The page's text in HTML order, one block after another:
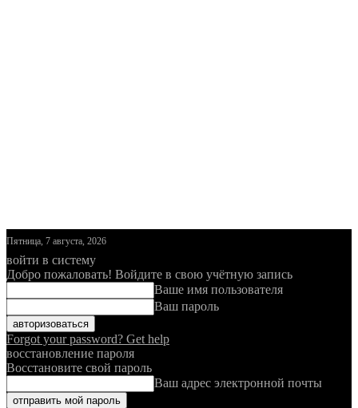
Пятница, 7 августа, 2026
войти в систему
Добро пожаловать! Войдите в свою учётную запись
Ваше имя пользователя
Ваш пароль
Forgot your password? Get help
восстановление пароля
Восстановите свой пароль
Ваш адрес электронной почты